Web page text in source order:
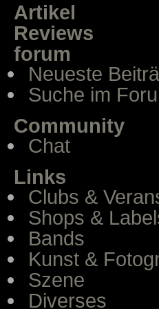
Artikel
Reviews
forum
Neueste
Suche im
Community
Chat
Links
Clubs &
Shops &
Bands
Kunst &
Szene
Diverses